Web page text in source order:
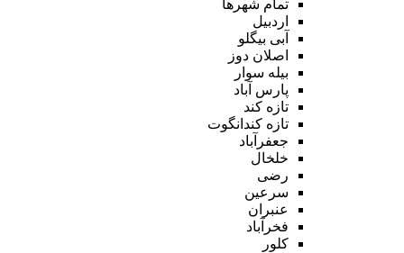
تمام شهر‌ها
اردبیل
آبی بیگلو
اصلان دوز
بیله سوار
پارس آباد
تازه کند
تازه کندانگوت
جعفرآباد
خلخال
رضی
سرعین
عنبران
فخرآباد
کلور